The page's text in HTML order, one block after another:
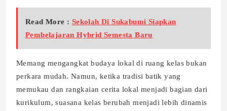
Read More : Sekolah Di Sukabumi Siapkan
Pembelajaran Hybrid Semesta Baru
Memang mengangkat budaya lokal di ruang kelas bukan
perkara mudah. Namun, ketika tradisi batik yang
memukau dan rangkaian cerita lokal menjadi bagian dari
kurikulum, suasana kelas berubah menjadi lebih dinamis